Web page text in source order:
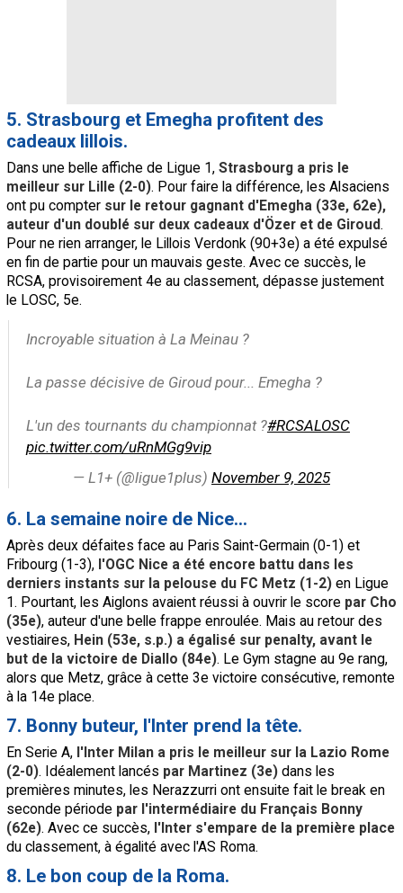
5. Strasbourg et Emegha profitent des
cadeaux lillois.
Dans une belle affiche de Ligue 1, Strasbourg a pris le
meilleur sur Lille (2-0). Pour faire la différence, les Alsaciens
ont pu compter sur le retour gagnant d'Emegha (33e, 62e),
auteur d'un doublé sur deux cadeaux d'Özer et de Giroud.
Pour ne rien arranger, le Lillois Verdonk (90+3e) a été expulsé
en fin de partie pour un mauvais geste. Avec ce succès, le
RCSA, provisoirement 4e au classement, dépasse justement
le LOSC, 5e.
Incroyable situation à La Meinau ?
La passe décisive de Giroud pour... Emegha ?
L'un des tournants du championnat ?#RCSALOSC
pic.twitter.com/uRnMGg9vip
— L1+ (@ligue1plus) November 9, 2025
6. La semaine noire de Nice...
Après deux défaites face au Paris Saint-Germain (0-1) et
Fribourg (1-3), l'OGC Nice a été encore battu dans les
derniers instants sur la pelouse du FC Metz (1-2) en Ligue
1. Pourtant, les Aiglons avaient réussi à ouvrir le score par Cho
(35e), auteur d'une belle frappe enroulée. Mais au retour des
vestiaires, Hein (53e, s.p.) a égalisé sur penalty, avant le
but de la victoire de Diallo (84e). Le Gym stagne au 9e rang,
alors que Metz, grâce à cette 3e victoire consécutive, remonte
à la 14e place.
7. Bonny buteur, l'Inter prend la tête.
En Serie A, l'Inter Milan a pris le meilleur sur la Lazio Rome
(2-0). Idéalement lancés par Martinez (3e) dans les
premières minutes, les Nerazzurri ont ensuite fait le break en
seconde période par l'intermédiaire du Français Bonny
(62e). Avec ce succès, l'Inter s'empare de la première place
du classement, à égalité avec l'AS Roma.
8. Le bon coup de la Roma.